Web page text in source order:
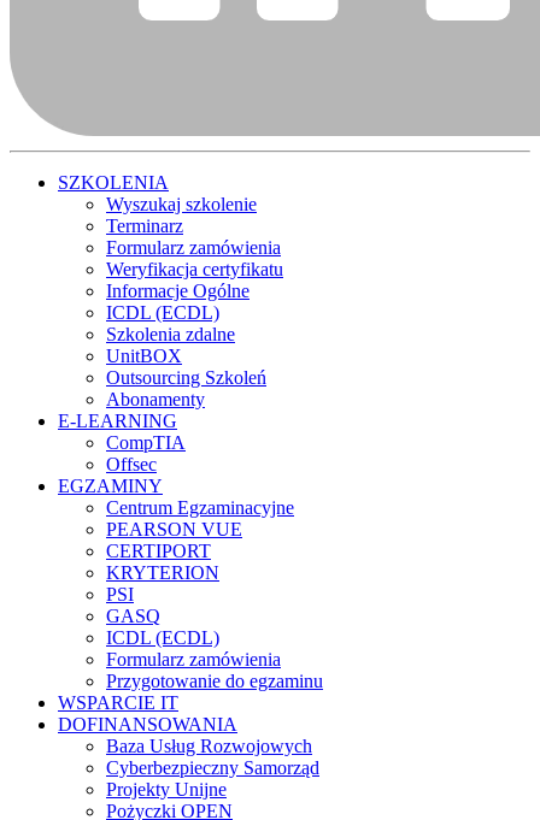
SZKOLENIA
Wyszukaj szkolenie
Terminarz
Formularz zamówienia
Weryfikacja certyfikatu
Informacje Ogólne
ICDL (ECDL)
Szkolenia zdalne
UnitBOX
Outsourcing Szkoleń
Abonamenty
E-LEARNING
CompTIA
Offsec
EGZAMINY
Centrum Egzaminacyjne
PEARSON VUE
CERTIPORT
KRYTERION
PSI
GASQ
ICDL (ECDL)
Formularz zamówienia
Przygotowanie do egzaminu
WSPARCIE IT
DOFINANSOWANIA
Baza Usług Rozwojowych
Cyberbezpieczny Samorząd
Projekty Unijne
Pożyczki OPEN